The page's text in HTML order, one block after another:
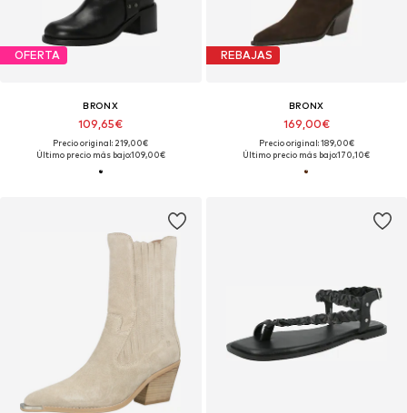
OFERTA
BRONX
109,65€
Precio original: 219,00€
Último precio más bajo:109,00€
REBAJAS
BRONX
169,00€
Precio original: 189,00€
Último precio más bajo:170,10€